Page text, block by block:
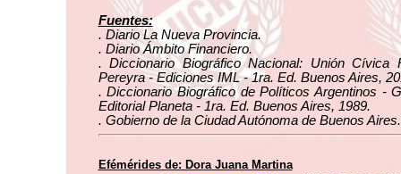
Fuentes:
. Diario La Nueva Provincia.
. Diario Ámbito Financiero.
. Diccionario Biográfico Nacional: Unión Cívica
Pereyra - Ediciones IML - 1ra. Ed. Buenos Aires,
. Diccionario Biográfico de Políticos Argentinos -
Editorial Planeta - 1ra. Ed. Buenos Aires, 1989.
. Gobierno de la Ciudad Autónoma de Buenos Aires.
Efémérides de: Dora Juana Martina